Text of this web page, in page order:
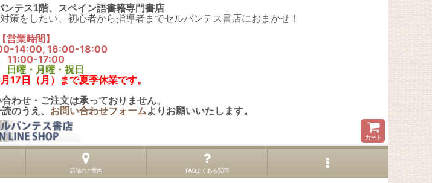
ンテス1階、スペイン語書籍専門書店
策をしたい、初心者から指導者までセルバンテス書店におまかせ！
【営業時間】
14:00, 16:00-18:00
11:00-17:00
曜・月曜・祝日
17日（月）まで夏季休業です。
わせ・ご注文は承っておりません。
のうえ、 お問い合わせフォームよりお願いいたします。
カート
店舗のご案内 FAQよくある質問